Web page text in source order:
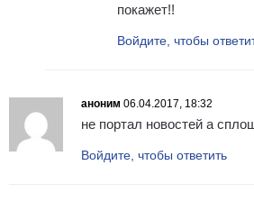
покажет!!
Войдите, чтобы
аноним 06.04.2017, 18:32
не портал новостей а
Войдите, чтобы ответить